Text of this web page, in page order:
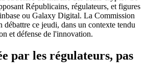
Républicains, régulateurs, et figures
ou Galaxy Digital. La Commission
débattre ce jeudi, dans un contexte tendu
et défense de l'innovation.
par les régulateurs, pas